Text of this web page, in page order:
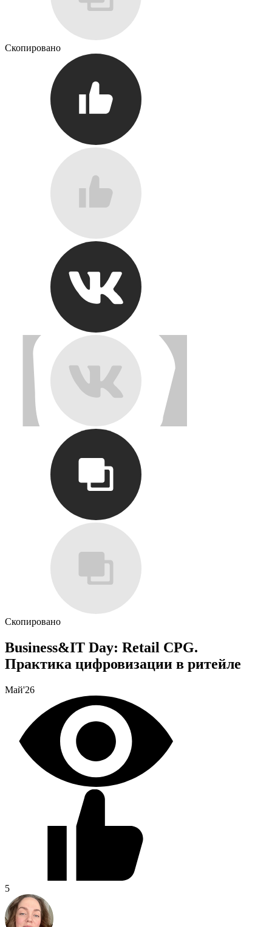
Скопировано
Скопировано
Business&IT Day: Retail CPG.
Практика цифровизации в ритейле
Май'26
5